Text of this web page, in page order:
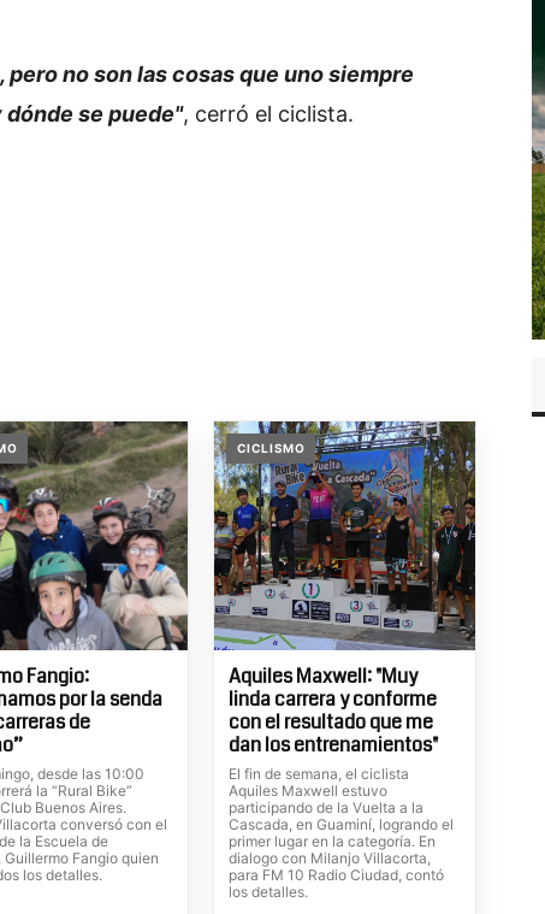
no son las cosas que uno siempre
se puede", cerró el ciclista.
Fangio:
por la senda
de
desde las 10:00
la “Rural Bike”
Buenos Aires.
conversó con el
la Escuela de
Guillermo Fangio quien
los detalles.
CICLISMO
Aquiles Maxwell: "Muy
linda carrera y conforme
con el resultado que me
dan los entrenamientos"
El fin de semana, el ciclista
Aquiles Maxwell estuvo
participando de la Vuelta a la
Cascada, en Guaminí, logrando el
primer lugar en la categoría. En
dialogo con Milanjo Villacorta,
para FM 10 Radio Ciudad, contó
los detalles.